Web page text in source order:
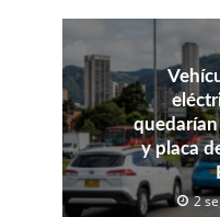
y placa
2